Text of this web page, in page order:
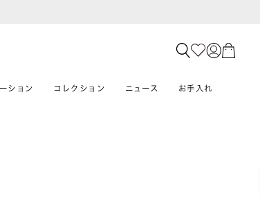
ション コレクション ニュース お手入れ